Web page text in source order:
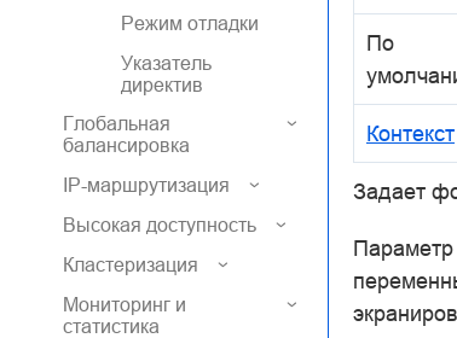
Режим отладки
Указатель
директив
Глобальная
балансировка
IP-маршрутизация
Высокая доступность
Кластеризация
Мониторинг и
статистика
По
Контекст
Задает
Параметр